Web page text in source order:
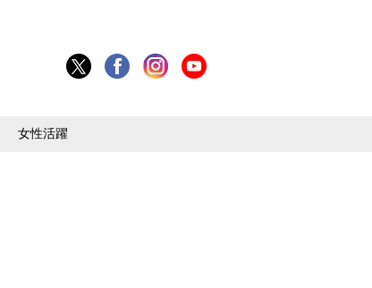
女性活躍